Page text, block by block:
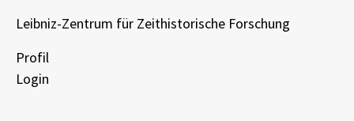
Leibniz-Zentrum für Zeithistorische Forschung
Profil
Login